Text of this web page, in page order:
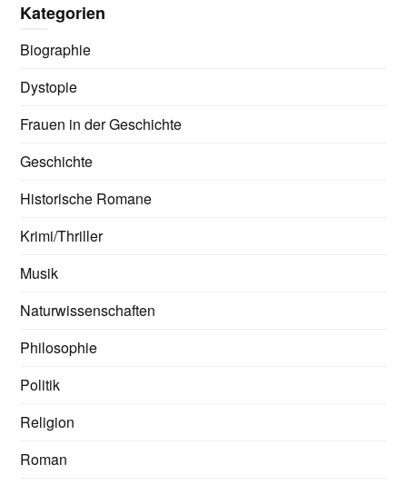
Kategorien
Biographie
Dystopie
Frauen in der Geschichte
Geschichte
Historische Romane
Krimi/Thriller
Musik
Naturwissenschaften
Philosophie
Politik
Religion
Roman